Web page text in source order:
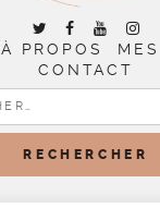
À PROPOS
CONTACT